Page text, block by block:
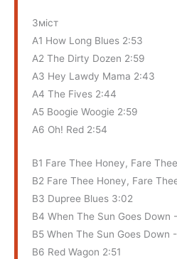
Зміст
A1 How Long Blues 2:53
A2 The Dirty Dozen 2:59
A3 Hey Lawdy Mama 2:43
A4 The Fives 2:44
A5 Boogie Woogie 2:59
A6 Oh! Red 2:54
B1 Fare Thee Honey, Fare
B2 Fare Thee Honey, Fare
B3 Dupree Blues 3:02
B4 When The Sun Goes Down
B5 When The Sun Goes Down
B6 Red Wagon 2:51